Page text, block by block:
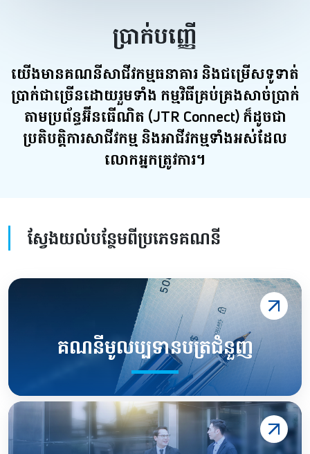
ប្រាក់បញ្ញើ
យើងមានគណនីសាជីវកម្មធនាគារ និងជម្រើសទូទាត់
ប្រាក់ជាច្រើនដោយរួមទាំង កម្មវិធីគ្រប់គ្រងសាច់ប្រាក់
តាមប្រព័ន្ធអ៊ីនធើណិត (JTR Connect) ក៏ដូចជា
ប្រតិបត្តិការសាជីវកម្ម និងអាជីវកម្មទាំងអស់ដែល
លោកអ្នកត្រូវការ។
ស្វែងយល់បន្ថែមពីប្រភេទគណនី
គណនីមូលប្បទានបត្រជំនួញ